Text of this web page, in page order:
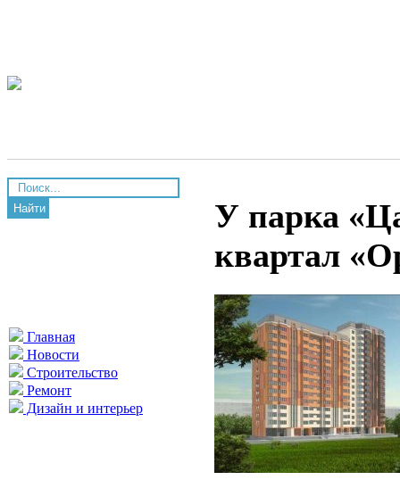
Найти
Главная
Новости
Строительство
Ремонт
Дизайн и интерьер
У парка
квартал